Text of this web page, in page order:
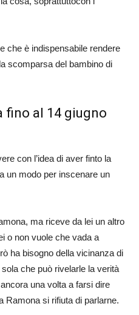
che è indispensabile rendere
scomparsa del bambino di
fino al 14 giugno
con l’idea di aver finto la
un modo per inscenare un
ma riceve da lei un altro
o non vuole che vada a
ha bisogno della vicinanza di
che può rivelarle la verità
una volta a farsi dire
Ramona si rifiuta di parlarne.